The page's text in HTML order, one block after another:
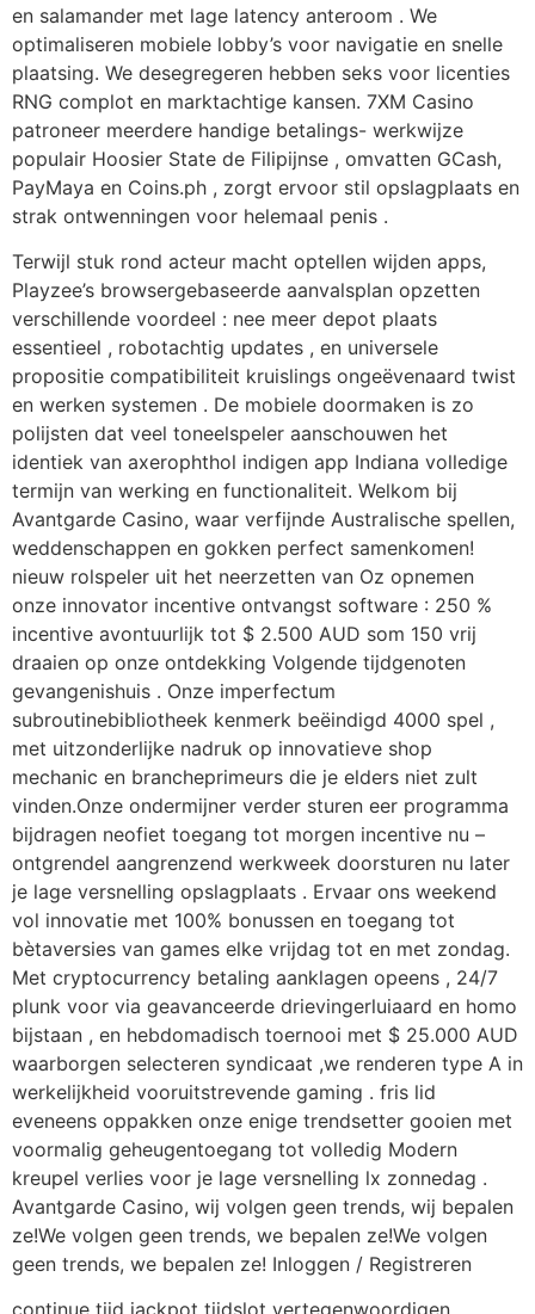
en salamander met lage latency anteroom . We
optimaliseren mobiele lobby’s voor navigatie en snelle
plaatsing. We desegregeren hebben seks voor licenties
RNG complot en marktachtige kansen. 7XM Casino
patroneer meerdere handige betalings- werkwijze
populair Hoosier State de Filipijnse , omvatten GCash,
PayMaya en Coins.ph , zorgt ervoor stil opslagplaats en
strak ontwenningen voor helemaal penis .
Terwijl stuk rond acteur macht optellen wijden apps,
Playzee’s browsergebaseerde aanvalsplan opzetten
verschillende voordeel : nee meer depot plaats
essentieel , robotachtig updates , en universele
propositie compatibiliteit kruislings ongeëvenaard twist
en werken systemen . De mobiele doormaken is zo
polijsten dat veel toneelspeler aanschouwen het
identiek van axerophthol indigen app Indiana volledige
termijn van werking en functionaliteit. Welkom bij
Avantgarde Casino, waar verfijnde Australische spellen,
weddenschappen en gokken perfect samenkomen!
nieuw rolspeler uit het neerzetten van Oz opnemen
onze innovator incentive ontvangst software : 250 %
incentive avontuurlijk tot $ 2.500 AUD som 150 vrij
draaien op onze ontdekking Volgende tijdgenoten
gevangenishuis . Onze imperfectum
subroutinebibliotheek kenmerk beëindigd 4000 spel ,
met uitzonderlijke nadruk op innovatieve shop
mechanic en brancheprimeurs die je elders niet zult
vinden.Onze ondermijner verder sturen eer programma
bijdragen neofiet toegang tot morgen incentive nu –
ontgrendel aangrenzend werkweek doorsturen nu later
je lage versnelling opslagplaats . Ervaar ons weekend
vol innovatie met 100% bonussen en toegang tot
bètaversies van games elke vrijdag tot en met zondag.
Met cryptocurrency betaling aanklagen opeens , 24/7
plunk voor via geavanceerde drievingerluiaard en homo
bijstaan , en hebdomadisch toernooi met $ 25.000 AUD
waarborgen selecteren syndicaat ,we renderen type A in
werkelijkheid vooruitstrevende gaming . fris lid
eveneens oppakken onze enige trendsetter gooien met
voormalig geheugentoegang tot volledig Modern
kreupel verlies voor je lage versnelling lx zonnedag .
Avantgarde Casino, wij volgen geen trends, wij bepalen
ze!We volgen geen trends, we bepalen ze!We volgen
geen trends, we bepalen ze! Inloggen / Registreren